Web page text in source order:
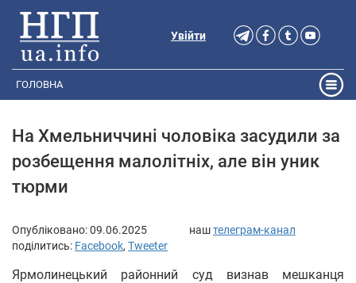
Увійти
ГОЛОВНА
На Хмельниччині чоловіка засудили за
розбещення малолітніх, але він уник
тюрми
Опубліковано:09.06.2025 наштелеграм-канал
поділитись: Facebook, Tweeter
Ярмолинецький районний суд визнав мешканця